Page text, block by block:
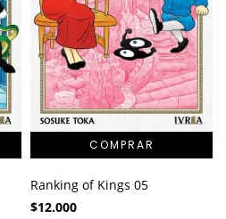
Ranking of Kings 05
$12.000